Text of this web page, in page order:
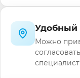
Удобный
Можно